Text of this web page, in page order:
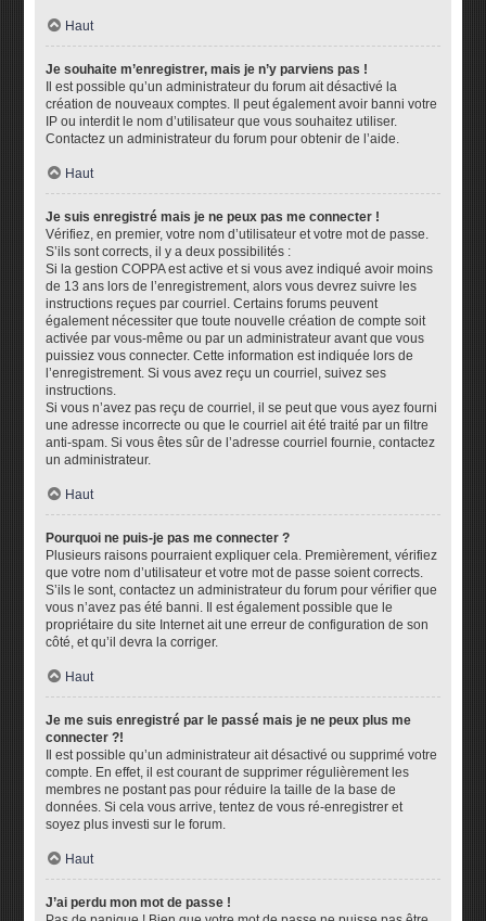
Haut
Je souhaite m’enregistrer, mais je n’y parviens pas !
Il est possible qu’un administrateur du forum ait désactivé la
création de nouveaux comptes. Il peut également avoir banni votre
IP ou interdit le nom d’utilisateur que vous souhaitez utiliser.
Contactez un administrateur du forum pour obtenir de l’aide.
Haut
Je suis enregistré mais je ne peux pas me connecter !
Vérifiez, en premier, votre nom d’utilisateur et votre mot de passe.
S’ils sont corrects, il y a deux possibilités :
Si la gestion COPPA est active et si vous avez indiqué avoir moins
de 13 ans lors de l’enregistrement, alors vous devrez suivre les
instructions reçues par courriel. Certains forums peuvent
également nécessiter que toute nouvelle création de compte soit
activée par vous-même ou par un administrateur avant que vous
puissiez vous connecter. Cette information est indiquée lors de
l’enregistrement. Si vous avez reçu un courriel, suivez ses
instructions.
Si vous n’avez pas reçu de courriel, il se peut que vous ayez fourni
une adresse incorrecte ou que le courriel ait été traité par un filtre
anti-spam. Si vous êtes sûr de l’adresse courriel fournie, contactez
un administrateur.
Haut
Pourquoi ne puis-je pas me connecter ?
Plusieurs raisons pourraient expliquer cela. Premièrement, vérifiez
que votre nom d’utilisateur et votre mot de passe soient corrects.
S’ils le sont, contactez un administrateur du forum pour vérifier que
vous n’avez pas été banni. Il est également possible que le
propriétaire du site Internet ait une erreur de configuration de son
côté, et qu’il devra la corriger.
Haut
Je me suis enregistré par le passé mais je ne peux plus me
connecter ?!
Il est possible qu’un administrateur ait désactivé ou supprimé votre
compte. En effet, il est courant de supprimer régulièrement les
membres ne postant pas pour réduire la taille de la base de
données. Si cela vous arrive, tentez de vous ré-enregistrer et
soyez plus investi sur le forum.
Haut
J’ai perdu mon mot de passe !